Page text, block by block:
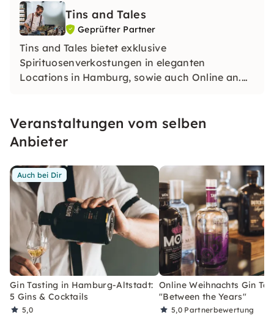
Tins and Tales
Geprüfter Partner
Tins and Tales bietet exklusive
Spirituosenverkostungen in eleganten
Locations in Hamburg, sowie auch Online an.
Spirituosen ein.
Veranstaltungen vom selben
Anbieter
Auch bei Dir
Gin Tasting in Hamburg-Altstadt:
5 Gins & Cocktails
5,0
Online Weihnachts Gin
"Between the Years"
5,0 Partnerbewertung